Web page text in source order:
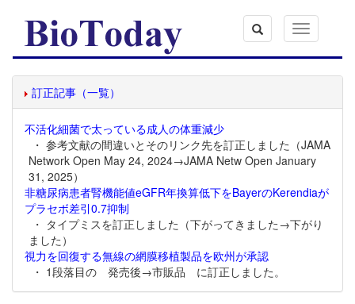
Toggle
navigation
訂正記事（一覧）
不活化細菌で太っている成人の体重減少
・ 参考文献の間違いとそのリンク先を訂正しました（JAMA
Network Open May 24, 2024→JAMA Netw Open January
31, 2025）
非糖尿病患者腎機能値eGFR年換算低下をBayerのKerendiaが
プラセボ差引0.7抑制
・ タイプミスを訂正しました（下がってきました→下がり
ました）
視力を回復する無線の網膜移植製品を欧州が承認
・ 1段落目の 発売後→市販品 に訂正しました。